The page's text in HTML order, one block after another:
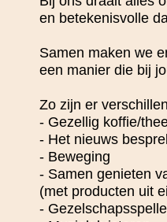
en betekenisvolle
Samen maken we
een manier die bij
Zo zijn er
- Gezellig koffie/
- Het nieuws
- Beweging
- Samen genieten
(met producten uit
-